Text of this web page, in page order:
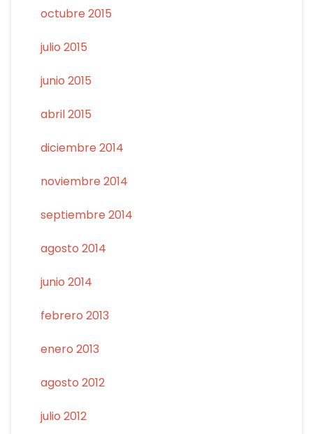
octubre 2015
julio 2015
junio 2015
abril 2015
diciembre 2014
noviembre 2014
septiembre 2014
agosto 2014
junio 2014
febrero 2013
enero 2013
agosto 2012
julio 2012